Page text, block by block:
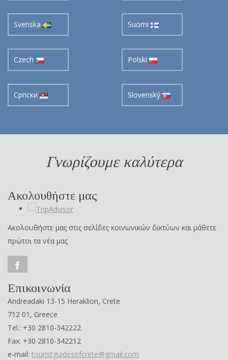
Svenska Suomi
Czech Polski
Cрпски Slovenský
Γνωρίζουμε καλύτερα
Ακολουθήστε μας
Ακολουθήστε μας στις σελίδες κοινωνικών δικτύων και μάθετε
πρώτοι τα νέα μας
Επικοινωνία
Andreadaki 13-15 Heraklion, Crete
712 01, Greece
Tel.: +30 2810-342222
Fax: +30 2810-342212
e-mail: touristguidesofcrete@gmail.com